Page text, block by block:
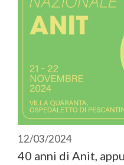
12/03/2024
40 anni di Anit,